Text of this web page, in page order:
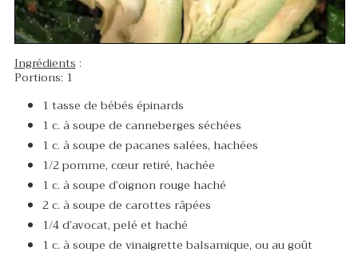
Ingrédients:
Portions: 1
1 tasse de bébés épinards
1 c. à soupe de canneberges séchées
1 c. à soupe de pacanes salées, hachées
1/2 pomme, cœur retiré, hachée
1 c. à soupe d’oignon rouge haché
2 c. à soupe de carottes râpées
1/4 d’avocat, pelé et haché
1 c. à soupe de vinaigrette balsamique, ou au goût